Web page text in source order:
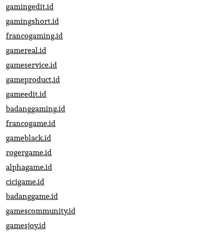
gamingedit.id
gamingshort.id
francogaming.id
gamereal.id
gameservice.id
gameproduct.id
gameedit.id
badanggaming.id
francogame.id
gameblack.id
rogergame.id
alphagame.id
cicigame.id
badanggame.id
gamescommunity.id
gamesjoy.id